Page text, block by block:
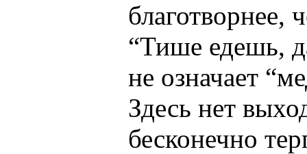
благотворнее,
“Тише едешь,
не означает
Здесь нет
бесконечно